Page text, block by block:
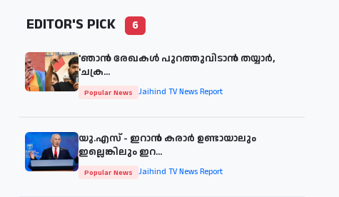
EDITOR'S PICK 6
'ഞാന്‍ രേഖകള്‍ പുറത്തുവിടാന്‍ തയ്യാര്‍,
'ചക്ര...
Popular News Jaihind TV News Report
യു.എസ് - ഇറാൻ കരാർ ഉണ്ടായാലും
ഇല്ലെങ്കിലും ഇറ...
Popular News Jaihind TV News Report